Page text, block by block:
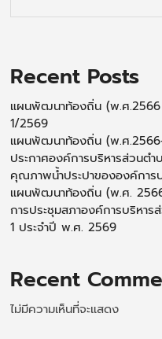
Recent Posts
แผนพัฒนาท้องถิ่น (พ.ศ
1/2569
แผนพัฒนาท้องถิ่น (พ.ศ
ประกาศองค์การบริหารส่วนต
คุณภาพน้ำประปาขององค์การ
แผนพัฒนาท้องถิ่น (พ.ศ.
การประชุมสภาองค์การบริหา
1 ประจำปี พ.ศ. 2569
Recent
ไม่มีความเห็นที่จะแสดง